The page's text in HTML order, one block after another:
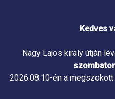
Kedves
Nagy Lajos király útján
2026.08.10-én a